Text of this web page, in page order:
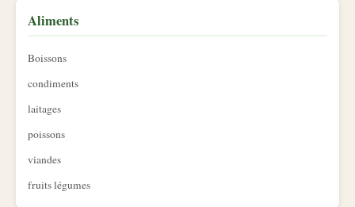
Aliments
Boissons
condiments
laitages
poissons
viandes
fruits légumes